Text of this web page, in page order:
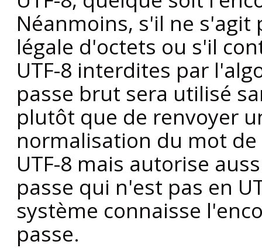
Néanmoins, s'il ne s'agit
légale d'octets ou s'il
UTF-8 interdites par
passe brut sera utilisé
plutôt que de renvoyer
normalisation du mot
UTF-8 mais autorise
passe qui n'est pas en
système connaisse
passe.